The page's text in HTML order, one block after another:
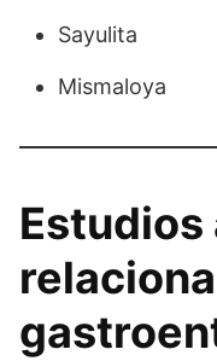
Sayulita
Mismaloya
Estudios